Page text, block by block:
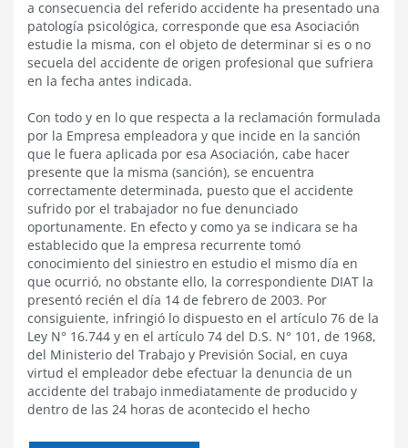
a consecuencia del referido accidente ha presentado una
patología psicológica, corresponde que esa Asociación
estudie la misma, con el objeto de determinar si es o no
secuela del accidente de origen profesional que sufriera
en la fecha antes indicada.
Con todo y en lo que respecta a la reclamación formulada
por la Empresa empleadora y que incide en la sanción
que le fuera aplicada por esa Asociación, cabe hacer
presente que la misma (sanción), se encuentra
correctamente determinada, puesto que el accidente
sufrido por el trabajador no fue denunciado
oportunamente. En efecto y como ya se indicara se ha
establecido que la empresa recurrente tomó
conocimiento del siniestro en estudio el mismo día en
que ocurrió, no obstante ello, la correspondiente DIAT la
presentó recién el día 14 de febrero de 2003. Por
consiguiente, infringió lo dispuesto en el artículo 76 de la
Ley N° 16.744 y en el artículo 74 del D.S. N° 101, de 1968,
del Ministerio del Trabajo y Previsión Social, en cuya
virtud el empleador debe efectuar la denuncia de un
accidente del trabajo inmediatamente de producido y
dentro de las 24 horas de acontecido el hecho